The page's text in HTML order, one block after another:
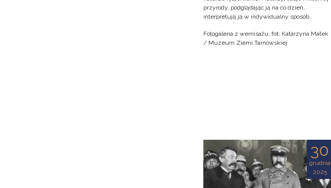
przyrody, podglądając ją na co dzień,
interpretują ją w indywidualny sposób.
Fotogaleria z wernisażu, fot: Katarzyna Małek
/ Muzeum Ziemi Tarnowskiej
30
grudnia
2025